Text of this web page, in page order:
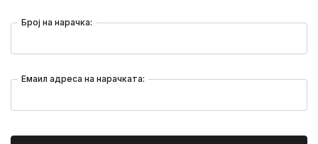
Број на нарачка:
Емаил адреса на нарачката: